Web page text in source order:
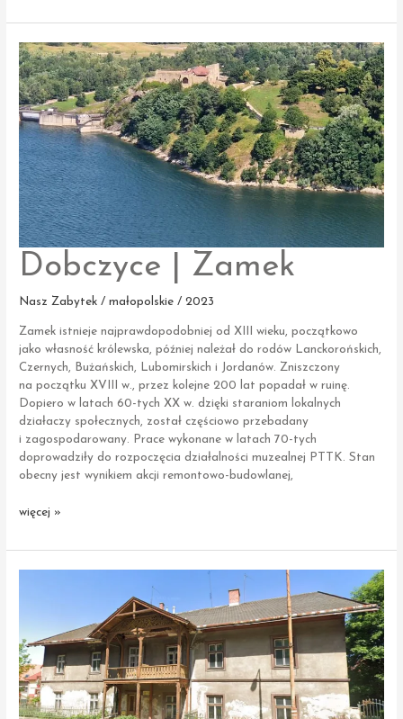
Kamienica
siedziba
AST
Dobczyce | Zamek
Nasz Zabytek / małopolskie / 2023
Zamek istnieje najprawdopodobniej od XIII wieku, początkowo
jako własność królewska, później należał do rodów Lanckorońskich,
Czernych, Bużańskich, Lubomirskich i Jordanów. Zniszczony
na początku XVIII w., przez kolejne 200 lat popadał w ruinę.
Dopiero w latach 60-tych XX w. dzięki staraniom lokalnych
działaczy społecznych, został częściowo przebadany
i zagospodarowany. Prace wykonane w latach 70-tych
doprowadziły do rozpoczęcia działalności muzealnej PTTK. Stan
obecny jest wynikiem akcji remontowo-budowlanej,
Dobczyce
więcej »